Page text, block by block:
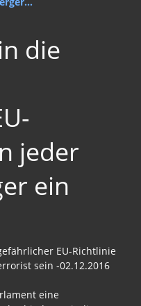
die
jeder
ein
EU-Richtlinie
sein -02.12.2016
eine